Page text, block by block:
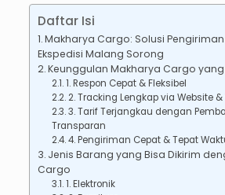
Daftar Isi
Makharya Cargo: Solusi
Ekspedisi Malang Sorong
Keunggulan Makharya Cargo
1. Respon Cepat & Fleksibel
2. Tracking Lengkap via Website
3. Tarif Terjangkau dengan
Transparan
4. Pengiriman Cepat & Tepat
Jenis Barang yang Bisa Dikirim
Cargo
1. Elektronik